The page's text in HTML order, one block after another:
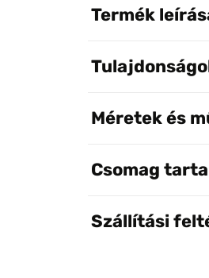
Termék
Méretek és
Csomag
Szállítási